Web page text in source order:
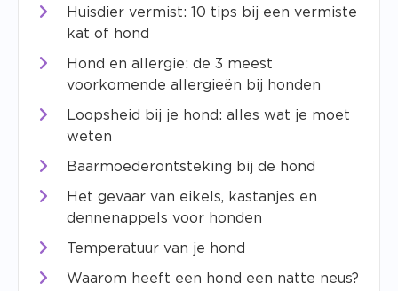
Huisdier vermist: 10 tips bij een vermiste
kat of hond
Hond en allergie: de 3 meest
voorkomende allergieën bij honden
Loopsheid bij je hond: alles wat je moet
weten
Baarmoederontsteking bij de hond
Het gevaar van eikels, kastanjes en
dennenappels voor honden
Temperatuur van je hond
Waarom heeft een hond een natte neus?